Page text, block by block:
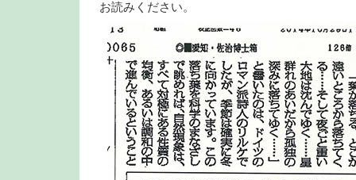
お読みください。